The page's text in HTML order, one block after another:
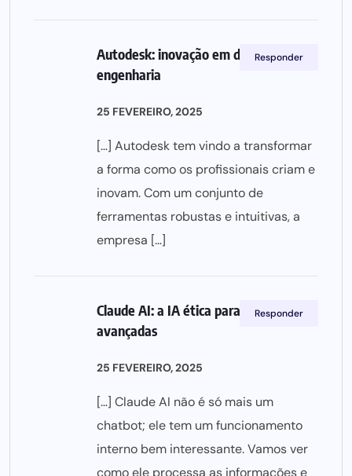
Autodesk: inovação em design e
engenharia
25 FEVEREIRO, 2025
[…] Autodesk tem vindo a transformar
a forma como os profissionais criam e
inovam. Com um conjunto de
ferramentas robustas e intuitivas, a
empresa […]
Responder
Claude AI: a IA ética para conversas
avançadas
25 FEVEREIRO, 2025
[…] Claude AI não é só mais um
chatbot; ele tem um funcionamento
interno bem interessante. Vamos ver
como ele processa as informações e
Responder